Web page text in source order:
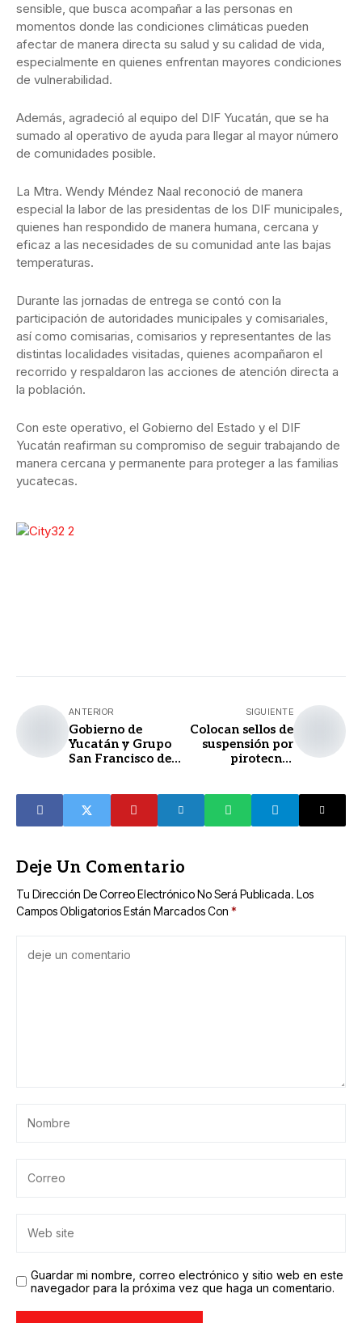
sensible, que busca acompañar a las personas en
momentos donde las condiciones climáticas pueden
afectar de manera directa su salud y su calidad de vida,
especialmente en quienes enfrentan mayores condiciones
de vulnerabilidad.
Además, agradeció al equipo del DIF Yucatán, que se ha
sumado al operativo de ayuda para llegar al mayor número
de comunidades posible.
La Mtra. Wendy Méndez Naal reconoció de manera
especial la labor de las presidentas de los DIF municipales,
quienes han respondido de manera humana, cercana y
eficaz a las necesidades de su comunidad ante las bajas
temperaturas.
Durante las jornadas de entrega se contó con la
participación de autoridades municipales y comisariales,
así como comisarias, comisarios y representantes de las
distintas localidades visitadas, quienes acompañaron el
recorrido y respaldaron las acciones de atención directa a
la población.
Con este operativo, el Gobierno del Estado y el DIF
Yucatán reafirman su compromiso de seguir trabajando de
manera cercana y permanente para proteger a las familias
yucatecas.
ANTERIOR
Gobierno de
Yucatán y Grupo
San Francisco de
inversiones para
2026
SIGUIENTE
Colocan sellos de
suspensión por
pirotecnia
Deje Un Comentario
Tu Dirección De Correo Electrónico No Será Publicada. Los
Campos Obligatorios Están Marcados Con *
Guardar mi nombre, correo electrónico y sitio web en este
navegador para la próxima vez que haga un comentario.